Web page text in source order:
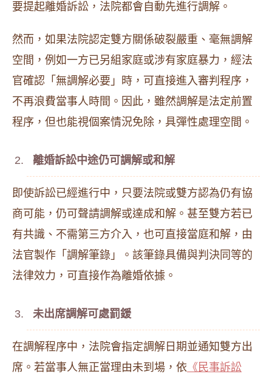
要提起離婚訴訟，法院都會自動先進行調解。
然而，如果法院認定雙方關係破裂嚴重、毫無調解
空間，例如一方已另組家庭或涉有家庭暴力，經法
官確認「無調解必要」時，可直接進入審判程序，
不再浪費當事人時間。因此，雖然調解是法定前置
程序，但也能視個案情況免除，具彈性處理空間。
離婚訴訟中途仍可調解或和解
即使訴訟已經進行中，只要法院或雙方認為仍有協
商可能，仍可聲請調解或達成和解。甚至雙方若已
有共識、不需第三方介入，也可直接當庭和解，由
法官製作「調解筆錄」。該筆錄具備與判決同等的
法律效力，可直接作為離婚依據。
未出席調解可處罰鍰
在調解程序中，法院會指定調解日期並通知雙方出
席。若當事人無正當理由未到場，依 《民事訴訟